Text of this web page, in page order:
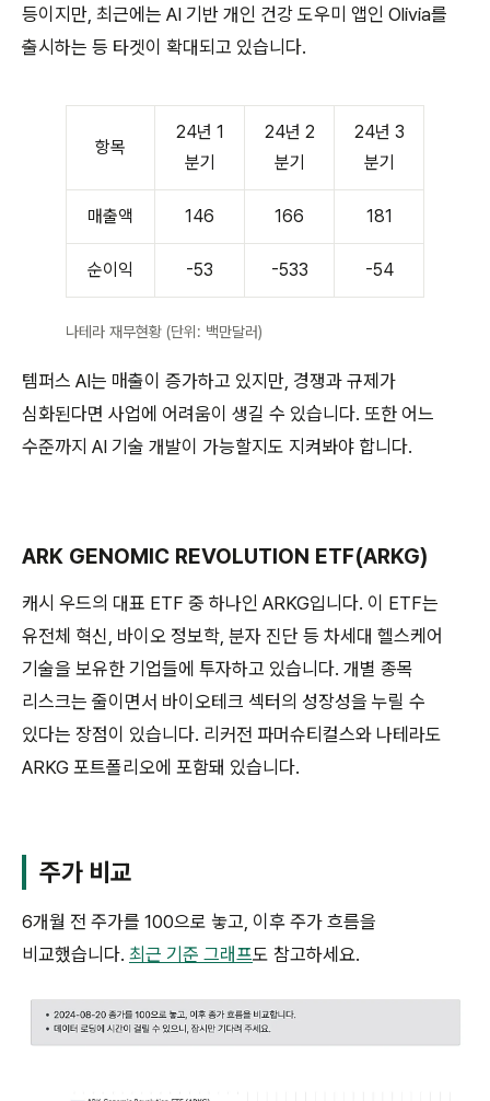
등이지만, 최근에는 AI 기반 개인 건강 도우미 앱인 Olivia를
출시하는 등 타겟이 확대되고 있습니다.
항목
24년 1
분기
24년 2
분기
24년 3
분기
매출액 146 166 181
순이익 -53 -533 -54
나테라 재무현황 (단위: 백만달러)
템퍼스 AI는 매출이 증가하고 있지만, 경쟁과 규제가
심화된다면 사업에 어려움이 생길 수 있습니다. 또한 어느
수준까지 AI 기술 개발이 가능할지도 지켜봐야 합니다.
ARK GENOMIC REVOLUTION ETF(ARKG)
캐시 우드의 대표 ETF 중 하나인 ARKG입니다. 이 ETF는
유전체 혁신, 바이오 정보학, 분자 진단 등 차세대 헬스케어
기술을 보유한 기업들에 투자하고 있습니다. 개별 종목
리스크는 줄이면서 바이오테크 섹터의 성장성을 누릴 수
있다는 장점이 있습니다. 리커전 파머슈티컬스와 나테라도
ARKG 포트폴리오에 포함돼 있습니다.
주가 비교
6개월 전 주가를 100으로 놓고, 이후 주가 흐름을
비교했습니다. 최근 기준 그래프도 참고하세요.